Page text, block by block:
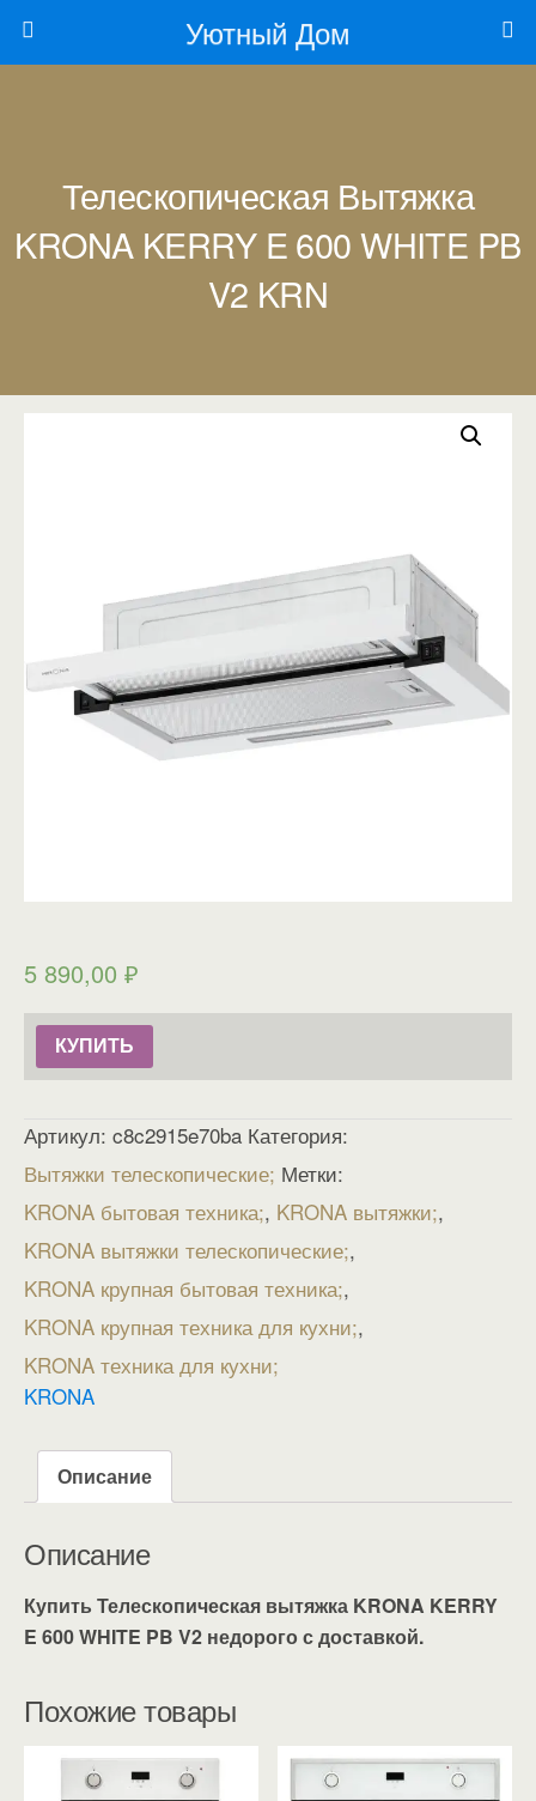
Уютный Дом
Телескопическая Вытяжка
KRONA KERRY E 600 WHITE PB
V2 KRN
5 890,00 ₽
КУПИТЬ
Артикул: c8c2915e70ba Категория:
Вытяжки телескопические Метки:
KRONA бытовая техника , KRONA вытяжки ,
KRONA вытяжки телескопические ,
KRONA крупная бытовая техника ,
KRONA крупная техника для кухни ,
KRONA техника для кухни
KRONA
Описание
Описание
Купить Телескопическая вытяжка KRONA KERRY
E 600 WHITE PB V2 недорого с доставкой.
Похожие товары